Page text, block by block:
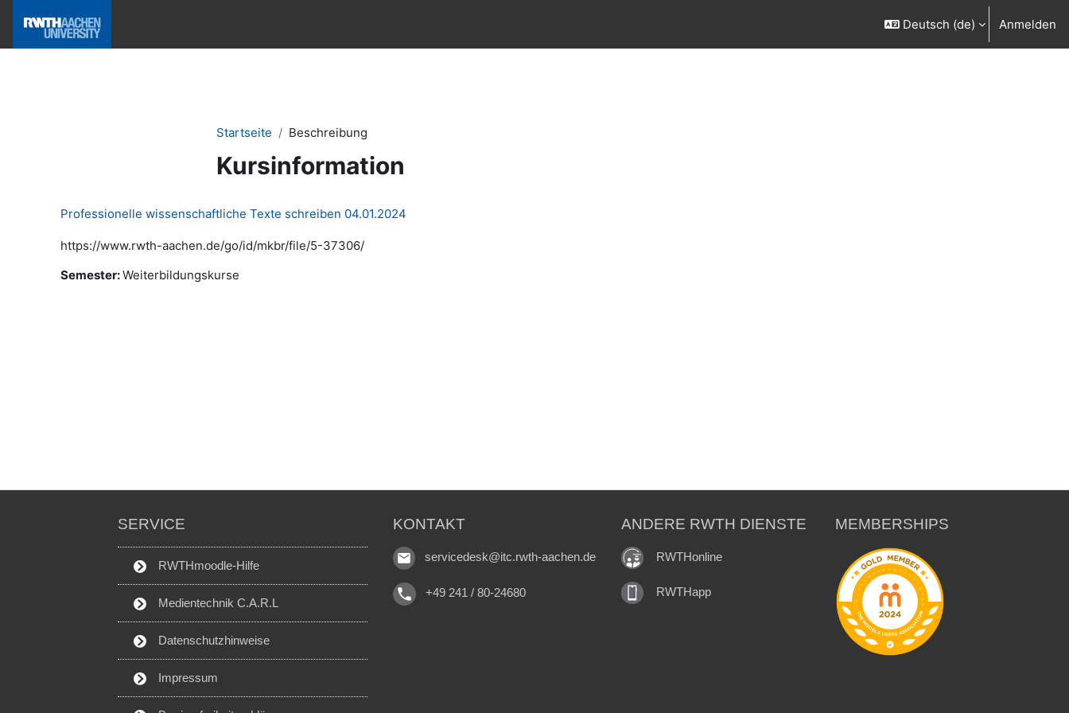
Deutsch ‎(de)‎ Anmelden
Startseite Beschreibung
Kursinformation
Professionelle wissenschaftliche Texte schreiben 04.01.2024
https://www.rwth-aachen.de/go/id/mkbr/file/5-37306/
Semester:Weiterbildungskurse
SERVICE
RWTHmoodle-Hilfe
Medientechnik C.A.R.L
Datenschutzhinweise
Impressum
KONTAKT
servicedesk@itc.rwth-aachen.de
+49 241 / 80-24680
ANDERE RWTH DIENSTE
RWTHonline
RWTHapp
MEMBERSHIPS